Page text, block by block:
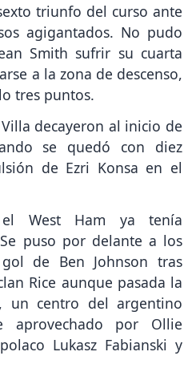
triunfo del curso ante
agigantados. No pudo
Smith sufrir su cuarta
a la zona de descenso,
tres puntos.
decayeron al inicio de
se quedó con diez
de Ezri Konsa en el
West Ham ya tenía
puso por delante a los
de Ben Johnson tras
Rice aunque pasada la
un centro del argentino
aprovechado por Ollie
Lukasz Fabianski y